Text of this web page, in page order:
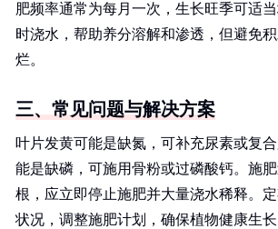
肥频率通常为每月一次，生长旺季可适
时浇水，帮助养分溶解和渗透，但避免
烂。
三、常见问题与解决方案
叶片发黄可能是缺氮，可补充尿素或复
能是缺磷，可施用骨粉或过磷酸钙。施
根，应立即停止施肥并大量浇水稀释。
状况，调整施肥计划，确保植物健康生长